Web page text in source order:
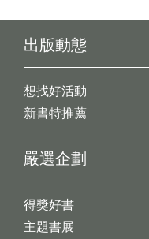
出版動態
想找好活動
新書特推薦
嚴選企劃
得獎好書
主題書展